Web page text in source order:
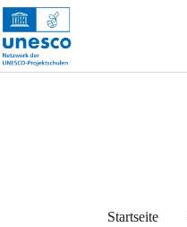
Zum
Inhalt
springen
Startseite